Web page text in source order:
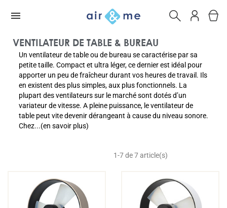
VENTILATEUR DE TABLE & BUREAU
Un ventilateur de table ou de bureau se caractérise par sa
petite taille. Compact et ultra léger, ce dernier est idéal pour
apporter un peu de fraîcheur durant vos heures de travail. Ils
en existent des plus simples, aux plus fonctionnels. La
plupart des ventilateurs sur le marché sont dotés d’un
variateur de vitesse. A pleine puissance, le ventilateur de
table peut vite devenir dérangeant à cause du niveau sonore.
Chez...(en savoir plus)
1-7 de 7 article(s)